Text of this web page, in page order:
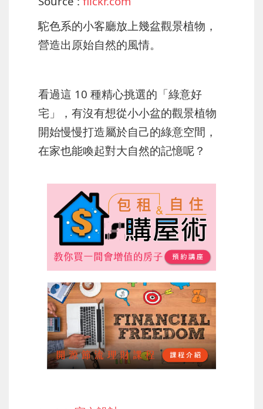
駝色系的小客廳放上幾盆觀景植物，
營造出原始自然的風情。
看過這 10 種精心挑選的「綠意好
宅」，有沒有想從小小盆的觀景植物
開始慢慢打造屬於自己的綠意空間，
在家也能喚起對大自然的記憶呢？